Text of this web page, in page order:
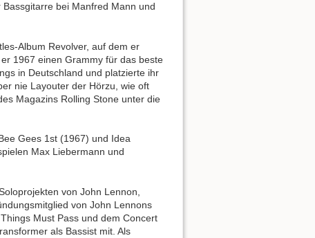
bei Manfred Mann und
Album Revolver, auf dem er
1967 einen Grammy für das beste
in Deutschland und platzierte ihr
nie Layouter der Hörzu, wie oft
Magazins Rolling Stone unter die
Gees 1st (1967) und Idea
Max Liebermann und
von John Lennon,
von John Lennons
Must Pass und dem Concert
als Bassist mit. Als